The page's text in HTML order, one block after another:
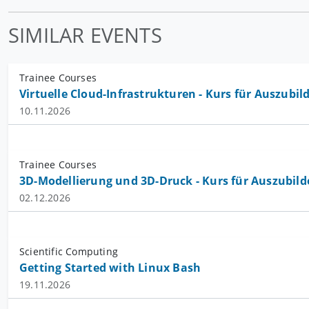
SIMILAR EVENTS
Trainee Courses
Virtuelle Cloud-Infrastrukturen - Kurs für
10.11.2026
Trainee Courses
3D-Modellierung und 3D-Druck - Kurs für
02.12.2026
Scientific Computing
Getting Started with Linux Bash
19.11.2026